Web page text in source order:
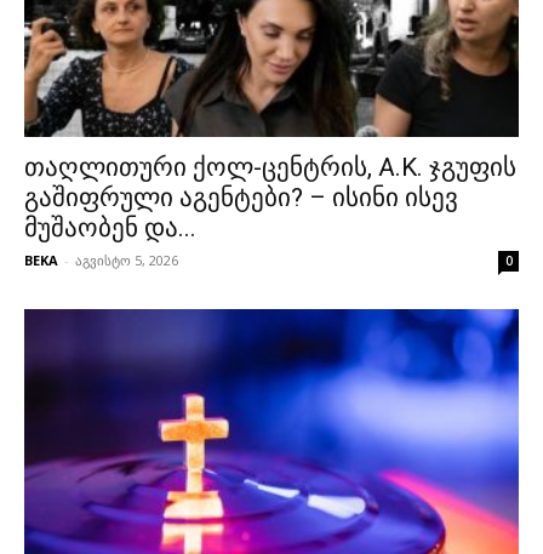
თაღლითური ქოლ-ცენტრის, A.K. ჯგუფის
გაშიფრული აგენტები? – ისინი ისევ
მუშაობენ და...
BEKA - აგვისტო 5, 2026 0